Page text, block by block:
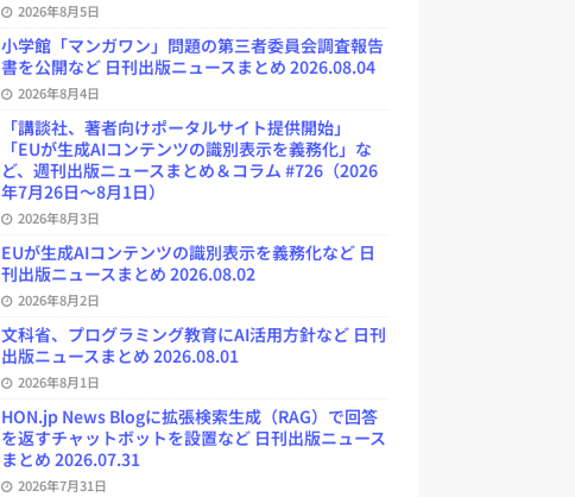
2026年8月5日
小学館「マンガワン」問題の第三者委員会調査報告
書を公開など 日刊出版ニュースまとめ 2026.08.04
2026年8月4日
「講談社、著者向けポータルサイト提供開始」
「EUが生成AIコンテンツの識別表示を義務化」な
ど、週刊出版ニュースまとめ＆コラム #726（2026
年7月26日～8月1日）
2026年8月3日
EUが生成AIコンテンツの識別表示を義務化など 日
刊出版ニュースまとめ 2026.08.02
2026年8月2日
文科省、プログラミング教育にAI活用方針など 日刊
出版ニュースまとめ 2026.08.01
2026年8月1日
HON.jp News Blogに拡張検索生成（RAG）で回答
を返すチャットボットを設置など 日刊出版ニュース
まとめ 2026.07.31
2026年7月31日